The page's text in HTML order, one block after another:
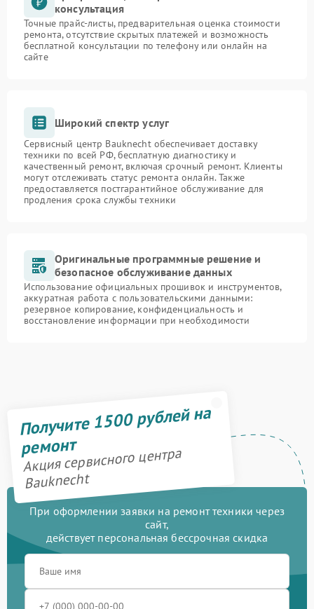
консультация
Точные прайс-листы, предварительная оценка стоимости
ремонта, отсутствие скрытых платежей и возможность
бесплатной консультации по телефону или онлайн на
сайте
Широкий спектр услуг
Сервисный центр Bauknecht обеспечивает доставку
техники по всей РФ, бесплатную диагностику и
качественный ремонт, включая срочный ремонт. Клиенты
могут отслеживать статус ремонта онлайн. Также
предоставляется постгарантийное обслуживание для
продления срока службы техники
Оригинальные программные решение и
безопасное обслуживание данных
Использование официальных прошивок и инструментов,
аккуратная работа с пользовательскими данными:
резервное копирование, конфиденциальность и
восстановление информации при необходимости
Получите 1500 рублей на
ремонт
Акция сервисного центра
Bauknecht
При оформлении заявки на ремонт техники через
сайт,
действует персональная бессрочная скидка